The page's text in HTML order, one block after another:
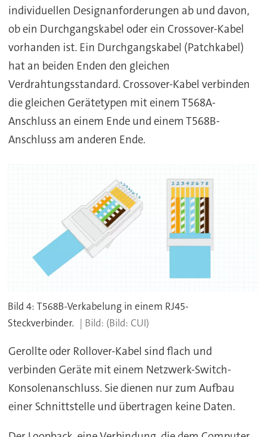
individuellen Designanforderungen ab und davon,
ob ein Durchgangskabel oder ein Crossover-Kabel
vorhanden ist. Ein Durchgangskabel (Patchkabel)
hat an beiden Enden den gleichen
Verdrahtungsstandard. Crossover-Kabel verbinden
die gleichen Gerätetypen mit einem T568A-
Anschluss an einem Ende und einem T568B-
Anschluss am anderen Ende.
Bild 4: T568B-Verkabelung in einem RJ45-
Steckverbinder.
(Bild: CUI)
Gerollte oder Rollover-Kabel sind flach und
verbinden Geräte mit einem Netzwerk-Switch-
Konsolenanschluss. Sie dienen nur zum Aufbau
einer Schnittstelle und übertragen keine Daten.